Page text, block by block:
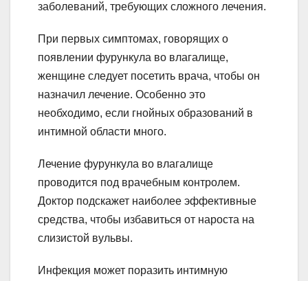
заболеваний, требующих сложного лечения.
При первых симптомах, говорящих о
появлении фурункула во влагалище,
женщине следует посетить врача, чтобы он
назначил лечение. Особенно это
необходимо, если гнойных образований в
интимной области много.
Лечение фурункула во влагалище
проводится под врачебным контролем.
Доктор подскажет наиболее эффективные
средства, чтобы избавиться от нароста на
слизистой вульвы.
Инфекция может поразить интимную